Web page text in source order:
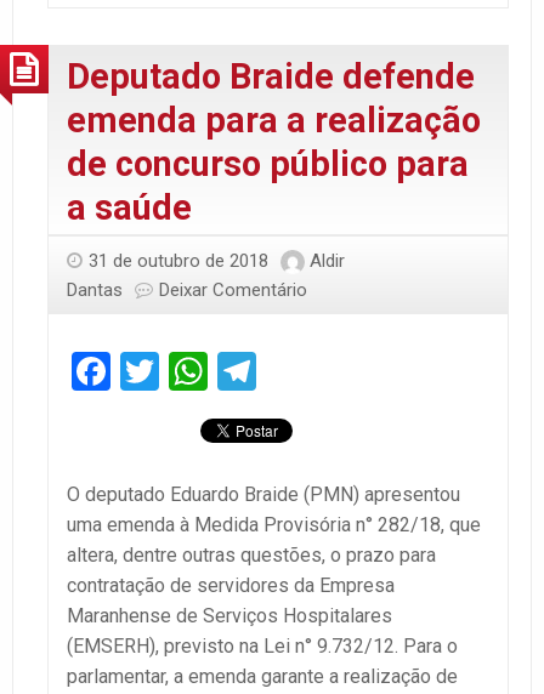
Deputado Braide defende
emenda para a realização
de concurso público para
a saúde
31 de outubro de 2018
Aldir
Dantas
Deixar Comentário
Facebook
TwitterWhatsApp
O deputado Eduardo Braide (PMN) apresentou
uma emenda à Medida Provisória n° 282/18, que
altera, dentre outras questões, o prazo para
contratação de servidores da Empresa
Maranhense de Serviços Hospitalares
(EMSERH), previsto na Lei n° 9.732/12. Para o
parlamentar, a emenda garante a realização de